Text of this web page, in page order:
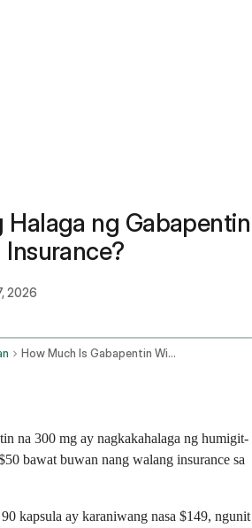
Halaga ng Gabapentin
2026
How Much Is Gabapentin Without Insurance
na 300 mg ay nagkakahalaga ng humigit-
bawat buwan nang walang insurance sa
kapsula ay karaniwang nasa $149, ngunit